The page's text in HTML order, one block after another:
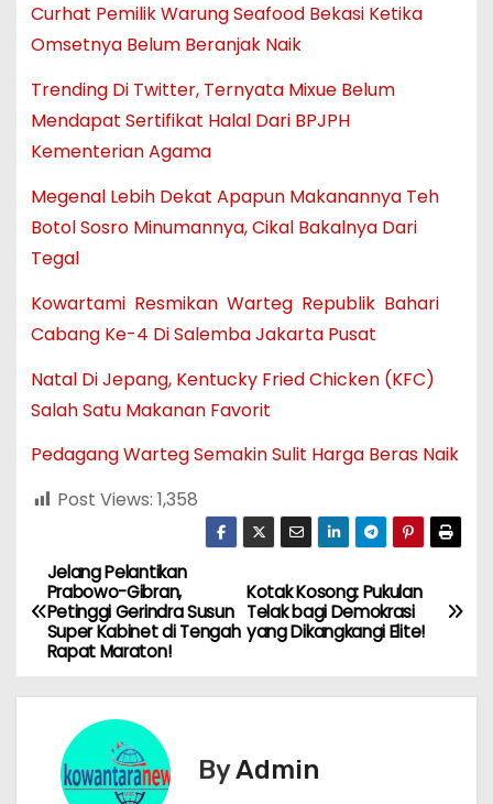
Curhat Pemilik Warung Seafood Bekasi Ketika
Omsetnya Belum Beranjak Naik
Trending Di Twitter, Ternyata Mixue Belum
Mendapat Sertifikat Halal Dari BPJPH
Kementerian Agama
Megenal Lebih Dekat Apapun Makanannya Teh
Botol Sosro Minumannya, Cikal Bakalnya Dari
Tegal
Kowartami Resmikan Warteg Republik Bahari
Cabang Ke-4 Di Salemba Jakarta Pusat
Natal Di Jepang, Kentucky Fried Chicken (KFC)
Salah Satu Makanan Favorit
Pedagang Warteg Semakin Sulit Harga Beras Naik
Post Views: 1,358
N
a
Kotak Kosong: Pukulan
Telak bagi Demokrasi
yang Dikangkangi Elite!
Jelang Pelantikan
Prabowo-Gibran,
Petinggi Gerindra Susun
Super Kabinet di Tengah
Rapat Maraton!
ByAdmin